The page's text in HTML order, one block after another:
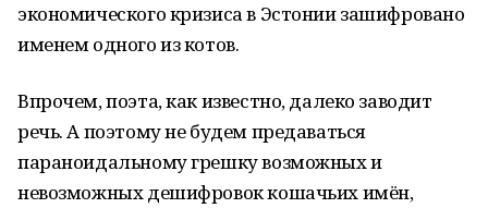
экономического кризиса в Эстонии зашифровано
именем одного из котов.
Впрочем, поэта, как известно, далеко заводит
речь. А поэтому не будем предаваться
параноидальному грешку возможных и
невозможных дешифровок кошачьих имён,